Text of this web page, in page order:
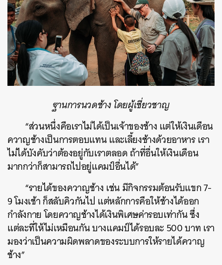
ฐานการนวดช้าง โดยผู้เชี่ยวชาญ
“ส่วนหนึ่งคือเราไม่ได้เป็นเจ้าของช้าง แต่ให้เงินเดือน
ควาญช้างเป็นการตอบแทน และเลี้ยงช้างด้วยอาหาร เรา
ไม่ได้บังคับว่าต้องอยู่กับเราตลอด ถ้าที่อื่นให้เงินเดือน
มากกว่าก็สามารถไปอยู่แคมป์อื่นได้”
“รายได้ของควาญช้าง เช่น มีกิจกรรมต้อนรับแขก 7-
9 โมงเช้า ก็สลับคิวกันไป แต่หลักการคือให้ช้างได้ออก
กำลังกาย โดยควาญช้างได้เงินพิเศษค่ารอบเท่ากัน ซึ่ง
แต่ละที่ให้ไม่เหมือนกัน บางแคมป์ได้รอบละ 500 บาท เรา
มองว่าเป็นความผิดพลาดของระบบการให้รายได้ควาญ
ช้าง”